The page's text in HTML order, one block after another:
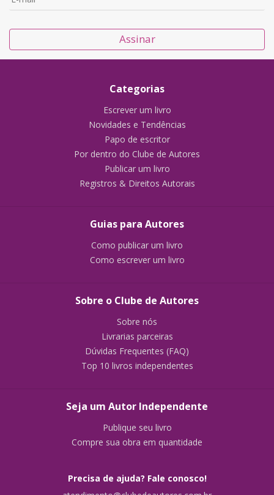
Assinar
Categorias
Escrever um livro
Novidades e Tendências
Papo de escritor
Por dentro do Clube de Autores
Publicar um livro
Registros & Direitos Autorais
Guias para Autores
Como publicar um livro
Como escrever um livro
Sobre o Clube de Autores
Sobre nós
Livrarias parceiras
Dúvidas Frequentes (FAQ)
Top 10 livros independentes
Seja um Autor Independente
Publique seu livro
Compre sua obra em quantidade
Precisa de ajuda? Fale conosco!